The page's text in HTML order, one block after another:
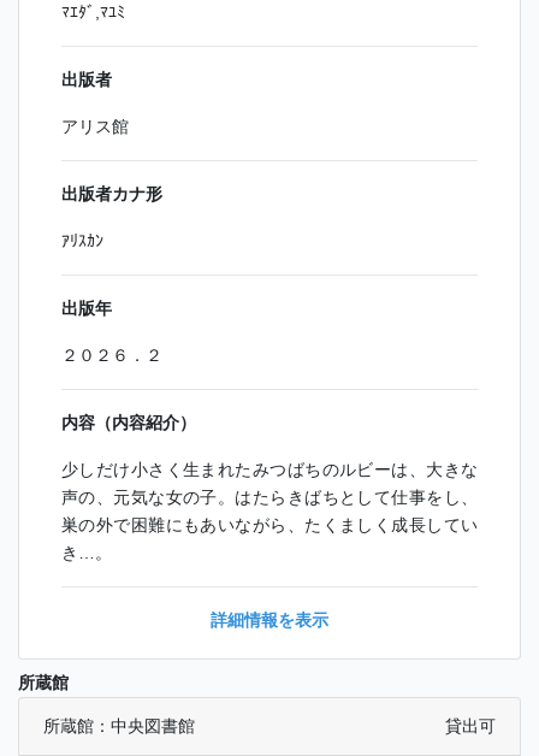
ﾏｴﾀﾞ,ﾏﾕﾐ
出版者
アリス館
出版者カナ形
ｱﾘｽｶﾝ
出版年
２０２６．２
内容（内容紹介）
少しだけ小さく生まれたみつばちのルビーは、大きな
声の、元気な女の子。はたらきばちとして仕事をし、
巣の外で困難にもあいながら、たくましく成長してい
き…。
詳細情報を表示
所蔵館
所蔵館：中央図書館 貸出可